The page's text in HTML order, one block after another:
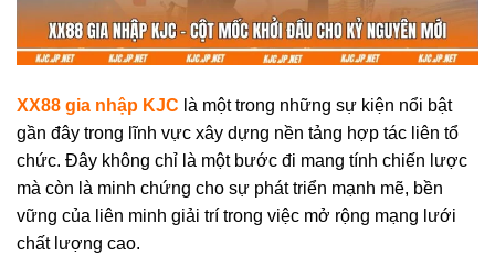
XX88 gia nhập KJC là một trong những sự kiện nổi bật
gần đây trong lĩnh vực xây dựng nền tảng hợp tác liên tổ
chức. Đây không chỉ là một bước đi mang tính chiến lược
mà còn là minh chứng cho sự phát triển mạnh mẽ, bền
vững của liên minh giải trí trong việc mở rộng mạng lưới
chất lượng cao.